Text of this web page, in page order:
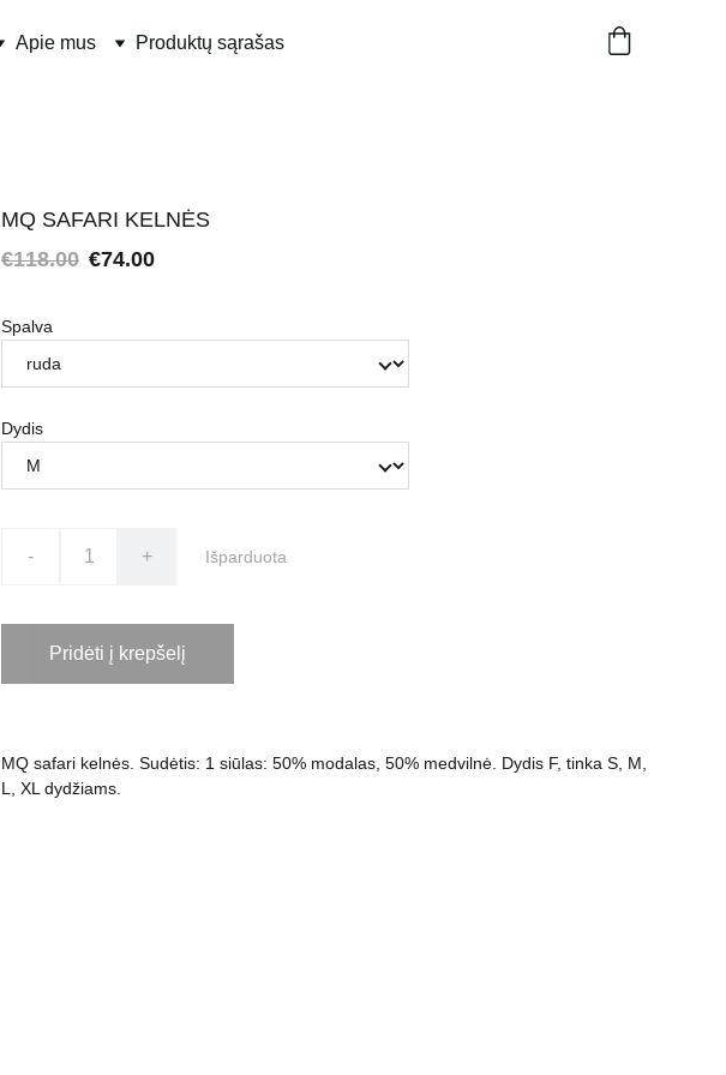
Apie mus Produktų sąrašas
MQ SAFARI KELNĖS
€118.00 €74.00
Spalva
Dydis
- + Išparduota
Pridėti į krepšelį
MQ safari kelnės. Sudėtis: 1 siūlas: 50% modalas, 50% medvilnė. Dydis F, tinka S, M,
L, XL dydžiams.